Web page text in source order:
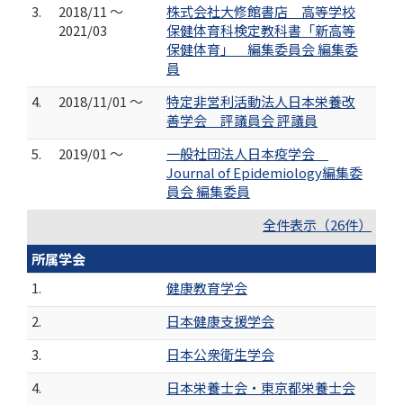
3.
2018/11 ～
2021/03
株式会社大修館書店 高等学校
保健体育科検定教科書「新高等
保健体育」 編集委員会 編集委
員
4.
2018/11/01 ～
特定非営利活動法人日本栄養改
善学会 評議員会 評議員
5.
2019/01 ～
一般社団法人日本疫学会
Journal of Epidemiology編集委
員会 編集委員
全件表示（26件）
所属学会
1.
健康教育学会
2.
日本健康支援学会
3.
日本公衆衛生学会
4.
日本栄養士会・東京都栄養士会